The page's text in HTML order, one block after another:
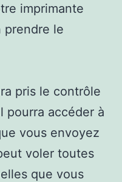
imprimante
prendre le
pris le contrôle
pourra accéder à
vous envoyez
voler toutes
que vous